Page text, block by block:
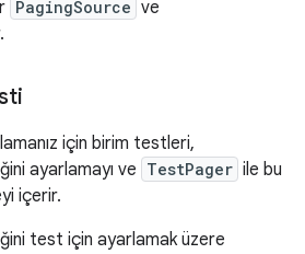
PagingSource ve
için birim testleri,
ayarlamayı ve TestPager ile bu
içerir.
test için ayarlamak üzere